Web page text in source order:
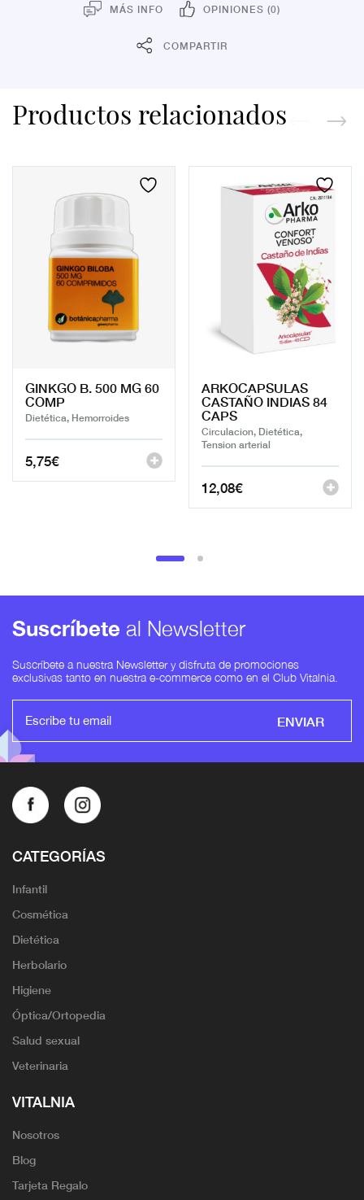
MÁS INFO OPINIONES (0)
COMPARTIR
Productos relacionados
GINKGO B. 500 MG 60
COMP
Dietética, Hemorroides
5,75€
ARKOCAPSULAS
CASTAÑO INDIAS 84
CAPS
Circulacion, Dietética,
Tension arterial
12,08€
Suscríbete al Newsletter
Suscríbete a nuestra Newsletter y disfruta de promociones
exclusivas tanto en nuestra e-commerce como en el Club Vitalnia.
ENVIAR
CATEGORÍAS
Infantil
Cosmética
Dietética
Herbolario
Higiene
Óptica/Ortopedia
Salud sexual
Veterinaria
VITALNIA
Nosotros
Blog
Tarjeta Regalo